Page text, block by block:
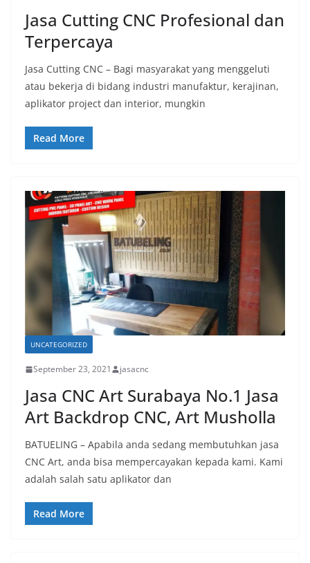
Jasa Cutting CNC Profesional dan
Terpercaya
Jasa Cutting CNC – Bagi masyarakat yang menggeluti
atau bekerja di bidang industri manufaktur, kerajinan,
aplikator project dan interior, mungkin
Read More
UNCATEGORIZED
September 23, 2021 jasacnc
Jasa CNC Art Surabaya No.1 Jasa
Art Backdrop CNC, Art Musholla
BATUELING – Apabila anda sedang membutuhkan jasa
CNC Art, anda bisa mempercayakan kepada kami. Kami
adalah salah satu aplikator dan
Read More